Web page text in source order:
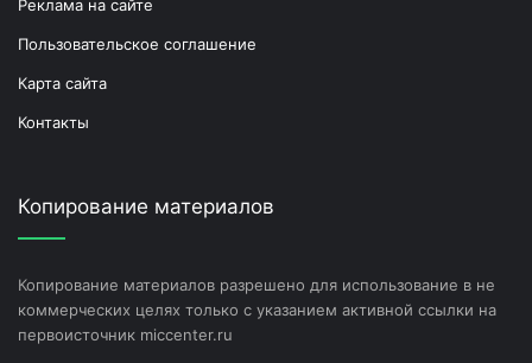
Реклама на сайте
Пользовательское соглашение
Карта сайта
Контакты
Копирование материалов
Копирование материалов разрешено для использование в не
коммерческих целях только с указанием активной ссылки на
первоисточник miccenter.ru